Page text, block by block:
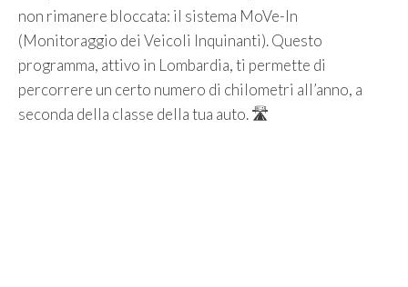
non rimanere bloccata: il sistema MoVe-In
(Monitoraggio dei Veicoli Inquinanti). Questo
programma, attivo in Lombardia, ti permette di
percorrere un certo numero di chilometri all’anno, a
seconda della classe della tua auto. 🛣️